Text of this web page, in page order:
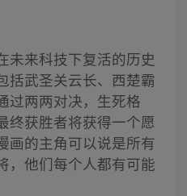
未来科技下复活的历史
括武圣关云长、西楚霸
过两两对决，生死格
终获胜者将获得一个愿
画的主角可以说是所有
，他们每个人都有可能